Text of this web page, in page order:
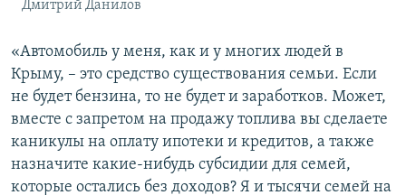
Дмитрий Данилов
«Автомобиль у меня, как и у многих людей в
Крыму, – это средство существования семьи. Если
не будет бензина, то не будет и заработков. Может,
вместе с запретом на продажу топлива вы сделаете
каникулы на оплату ипотеки и кредитов, а также
назначите какие-нибудь субсидии для семей,
которые остались без доходов? Я и тысячи семей на